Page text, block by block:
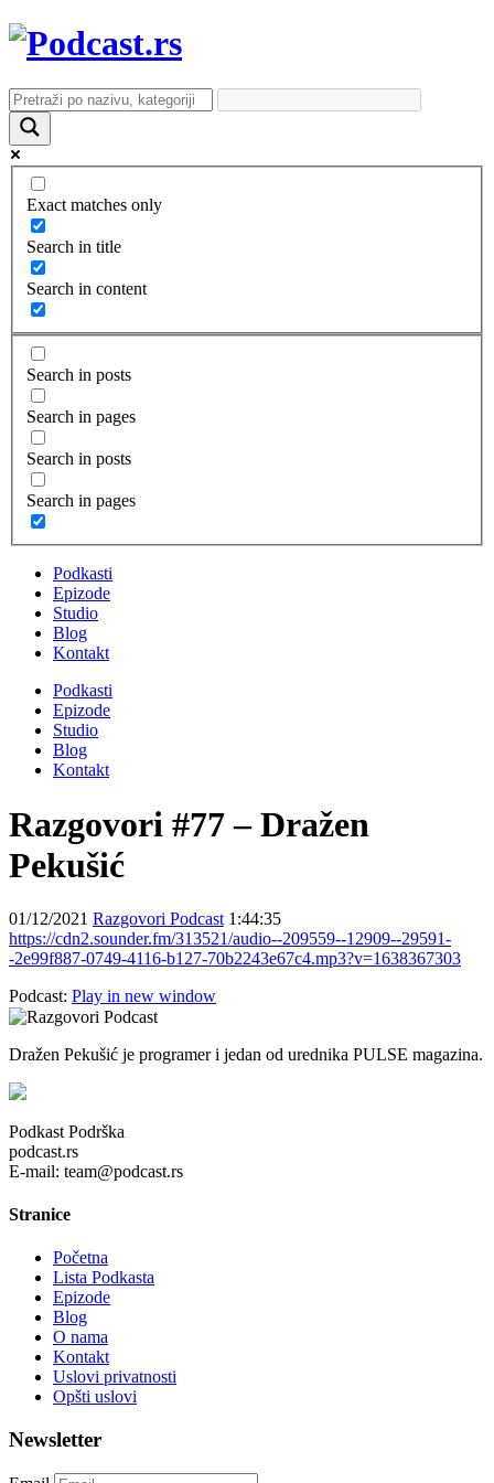
Exact matches only
Search in title
Search in content
Search in posts
Search in pages
Search in posts
Search in pages
Podkasti
Epizode
Studio
Blog
Kontakt
Podkasti
Epizode
Studio
Blog
Kontakt
Razgovori #77 – Dražen
Pekušić
01/12/2021 Razgovori Podcast 1:44:35
https://cdn2.sounder.fm/313521/audio--209559--12909--29591-
-2e99f887-0749-4116-b127-70b2243e67c4.mp3?v=1638367303
Podcast: Play in new window
Dražen Pekušić je programer i jedan od urednika PULSE magazina.
Podkast Podrška
podcast.rs
E-mail: team@podcast.rs
Stranice
Početna
Lista Podkasta
Epizode
Blog
O nama
Kontakt
Uslovi privatnosti
Opšti uslovi
Newsletter